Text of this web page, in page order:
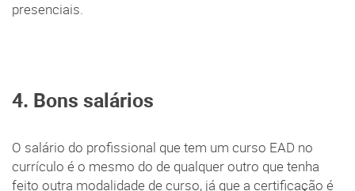
presenciais.
4. Bons salários
O salário do profissional que tem um curso EAD no
currículo é o mesmo do de qualquer outro que tenha
feito outra modalidade de curso, já que a certificação é